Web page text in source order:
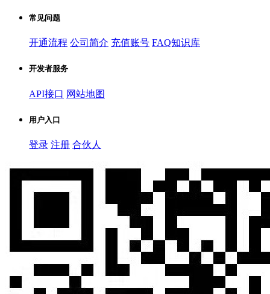
常见问题
开通流程 公司简介 充值账号 FAQ知识库
开发者服务
API接口 网站地图
用户入口
登录 注册 合伙人